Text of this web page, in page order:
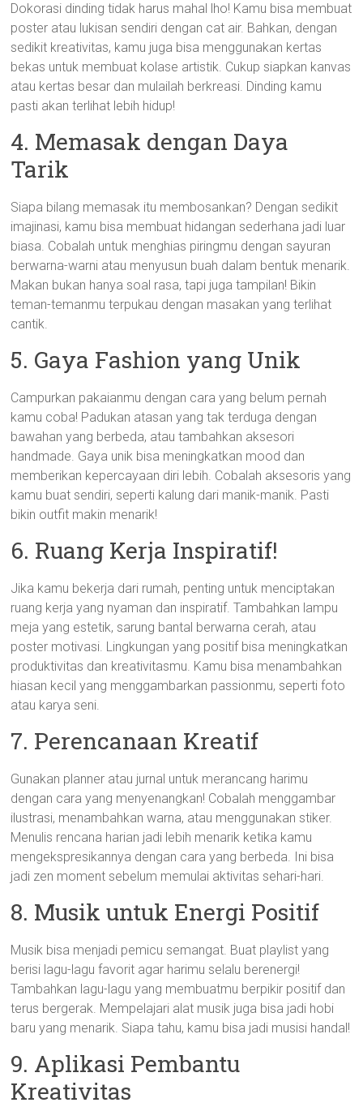
Dokorasi dinding tidak harus mahal lho! Kamu bisa membuat
poster atau lukisan sendiri dengan cat air. Bahkan, dengan
sedikit kreativitas, kamu juga bisa menggunakan kertas
bekas untuk membuat kolase artistik. Cukup siapkan kanvas
atau kertas besar dan mulailah berkreasi. Dinding kamu
pasti akan terlihat lebih hidup!
4. Memasak dengan Daya
Tarik
Siapa bilang memasak itu membosankan? Dengan sedikit
imajinasi, kamu bisa membuat hidangan sederhana jadi luar
biasa. Cobalah untuk menghias piringmu dengan sayuran
berwarna-warni atau menyusun buah dalam bentuk menarik.
Makan bukan hanya soal rasa, tapi juga tampilan! Bikin
teman-temanmu terpukau dengan masakan yang terlihat
cantik.
5. Gaya Fashion yang Unik
Campurkan pakaianmu dengan cara yang belum pernah
kamu coba! Padukan atasan yang tak terduga dengan
bawahan yang berbeda, atau tambahkan aksesori
handmade. Gaya unik bisa meningkatkan mood dan
memberikan kepercayaan diri lebih. Cobalah aksesoris yang
kamu buat sendiri, seperti kalung dari manik-manik. Pasti
bikin outfit makin menarik!
6. Ruang Kerja Inspiratif!
Jika kamu bekerja dari rumah, penting untuk menciptakan
ruang kerja yang nyaman dan inspiratif. Tambahkan lampu
meja yang estetik, sarung bantal berwarna cerah, atau
poster motivasi. Lingkungan yang positif bisa meningkatkan
produktivitas dan kreativitasmu. Kamu bisa menambahkan
hiasan kecil yang menggambarkan passionmu, seperti foto
atau karya seni.
7. Perencanaan Kreatif
Gunakan planner atau jurnal untuk merancang harimu
dengan cara yang menyenangkan! Cobalah menggambar
ilustrasi, menambahkan warna, atau menggunakan stiker.
Menulis rencana harian jadi lebih menarik ketika kamu
mengekspresikannya dengan cara yang berbeda. Ini bisa
jadi zen moment sebelum memulai aktivitas sehari-hari.
8. Musik untuk Energi Positif
Musik bisa menjadi pemicu semangat. Buat playlist yang
berisi lagu-lagu favorit agar harimu selalu berenergi!
Tambahkan lagu-lagu yang membuatmu berpikir positif dan
terus bergerak. Mempelajari alat musik juga bisa jadi hobi
baru yang menarik. Siapa tahu, kamu bisa jadi musisi handal!
9. Aplikasi Pembantu
Kreativitas